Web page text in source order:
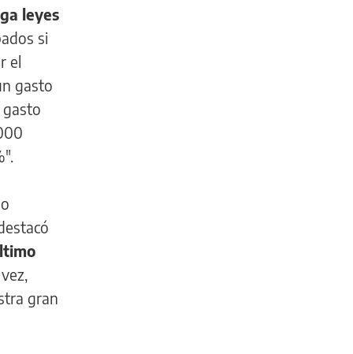
leyes
si
el
gasto
gasto
gran